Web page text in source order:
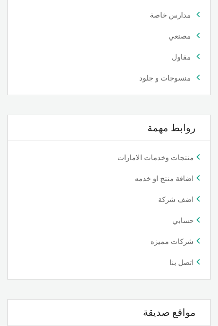
مدارس خاصة
مصنعي
مقاول
منسوجات و جلود
روابط مهمة
منتجات وخدمات الامارات
اضافة منتج او خدمه
اضف شركة
حسابي
شركات مميزه
اتصل بنا
مواقع صديقة